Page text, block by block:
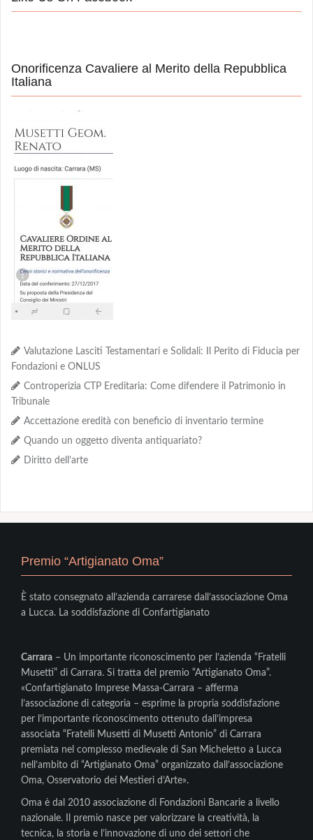
Onorificenza Cavaliere al Merito della Repubblica
Italiana
Valutazione Lasciti Testamentari e Solidali: Il Perito di Fiducia per
Fondazioni e ONLUS
Controperizia CTP Ereditaria: Come difendere il Patrimonio in
Tribunale
Accettazione eredità con beneficio di inventario termine
Quando un oggetto diventa antiquariato?
Diritto dell’arte
Premio “Artigianato Oma”
È stato consegnato all’azienda carrarese dall’associazione Oma
a Lucca. La soddisfazione di Confartigianato
Carrara – Un importante riconoscimento per l’azienda “Fratelli
Musetti” di Carrara. Si tratta del premio “Artigianato Oma”.
«Confartigianato Imprese Massa-Carrara – afferma
l’associazione di categoria – esprime la propria soddisfazione
per l’importante riconoscimento ottenuto dall’impresa
associata “Fratelli Musetti di Musetti Antonio” di Carrara
premiata nel complesso medievale di San Micheletto a Lucca
nell’ambito di “Artigianato Oma” organizzato dall’associazione
Oma, Osservatorio dei Mestieri d’Arte».
Oma è dal 2010 associazione di Fondazioni Bancarie a livello
nazionale. Il premio nasce per valorizzare la creatività, la
tecnica, la storia e l’innovazione di uno dei settori che